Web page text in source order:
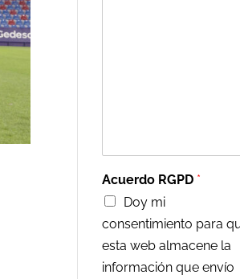
Acuerdo RGPD *
Doy mi
consentimiento para
esta web almacene la
información que envío